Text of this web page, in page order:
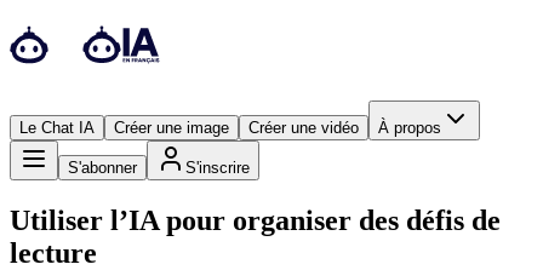
Le Chat IA Créer une image Créer une vidéo À propos
S'abonner S'inscrire
Utiliser l’IA pour organiser des défis de
lecture